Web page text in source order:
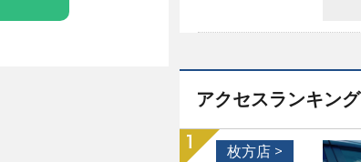
アクセスランキング
枚方店 >